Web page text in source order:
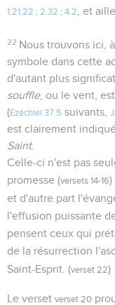
1.21,22 ; 2.32 ; 4.2 , et
22 Nous trouvons ici,
symbole dans cette
d'autant plus
souffle, ou le vent,
(Ezéchiel 37.5 suivants,
est clairement
Saint.
Celle-ci n'est pas
promesse (versets 14-16)
et d'autre part
l'effusion puissante
pensent ceux qui
de la résurrection
Saint-Esprit. (verset 22)
Le verset verset 20